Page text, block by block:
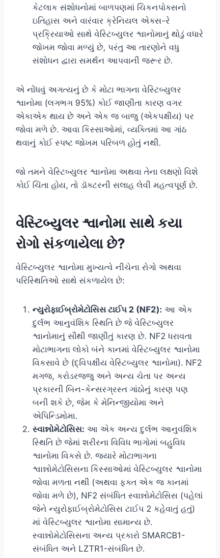
કેટલાક સંશોધનોમાં બાળપણમાં ચિકનપોક્સનો
ઇતિહાસ અને વારંવાર ક્રેનિયલ એક્સ-રે
પ્રક્રિયાઓ સાથે વેસ્ટિબ્યુલર શ્વાનોમાનું થોડું વધારે
જોખમ જોવા મળ્યું છે, પરંતુ આ તારણોને વધુ
સંશોધન દ્વારા સમર્થન આપવાની જરૂર છે.
એ નોંધવું અગત્યનું છે કે મોટા ભાગના વેસ્ટિબ્યુલર
શ્વાનોમા (લગભગ 95%) કોઈ જાણીતા કારણ વગર
એકાએક થાય છે અને એક જ બાજુ (એકપક્ષીય) પર
જોવા મળે છે. આવા કિસ્સાઓમાં, વ્યક્તિમાં આ ગાંઠ
થવાનું કોઈ સ્પષ્ટ જોખમ પરિબળ હોતું નથી.
જો તમને વેસ્ટિબ્યુલર શ્વાનોમા અથવા તેના લક્ષણો વિશે
કોઈ ચિંતા હોય, તો ડૉક્ટરની સલાહ લેવી મહત્વપૂર્ણ છે.
વેસ્ટિબ્યુલર શ્વાનોમા સાથે કયા
રોગો સંકળાયેલા છે?
વેસ્ટિબ્યુલર શ્વાનોમા મુખ્યત્વે નીચેના રોગો અથવા
પરિસ્થિતિઓ સાથે સંકળાયેલ છે:
ન્યુરોફાઈબ્રોમેટોસિસ ટાઈપ 2 (NF2): આ એક
દુર્લભ આનુવંશિક સ્થિતિ છે જે વેસ્ટિબ્યુલર
શ્વાનોમાનું સૌથી જાણીતું કારણ છે. NF2 ધરાવતા
મોટાભાગના લોકો બંને કાનમાં વેસ્ટિબ્યુલર શ્વાનોમા
વિકસાવે છે (દ્વિપક્ષીય વેસ્ટિબ્યુલર શ્વાનોમા). NF2
મગજ, કરોડરજ્જુ અને અન્ય ચેતા પર અન્ય
પ્રકારની બિન-કેન્સરગ્રસ્ત ગાંઠોનું કારણ પણ
બની શકે છે, જેમ કે મેનિન્જીયોમા અને
એપિન્ડિમોમા.
સ્વાન્નોમેટોસિસ: આ એક અન્ય દુર્લભ આનુવંશિક
સ્થિતિ છે જેમાં શરીરના વિવિધ ભાગોમાં બહુવિધ
શ્વાનોમા વિકસે છે. જ્યારે મોટાભાગના
શ્વાન્નોમેટોસિસના કિસ્સાઓમાં વેસ્ટિબ્યુલર શ્વાનોમા
જોવા મળતા નથી (અથવા ફક્ત એક જ કાનમાં
જોવા મળે છે), NF2 સંબંધિત સ્વાન્નોમેટોસિસ (પહેલાં
જેને ન્યુરોફાઈબ્રોમેટોસિસ ટાઈપ 2 કહેવાતું હતું)
માં વેસ્ટિબ્યુલર શ્વાનોમા સામાન્ય છે.
સ્વાન્નોમેટોસિસના અન્ય પ્રકારો SMARCB1-
સંબંધિત અને LZTR1-સંબંધિત છે.